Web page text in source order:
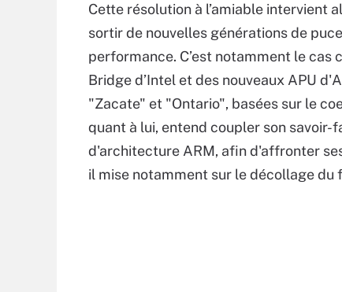
Cette résolution à l’amiable intervient
sortir de nouvelles générations de
performance. C’est notamment le cas
Bridge d’Intel et des nouveaux APU
"Zacate" et "Ontario", basées sur le
quant à lui, entend coupler son savoir-
d'architecture ARM, afin d'affronter
il mise notamment sur le décollage du